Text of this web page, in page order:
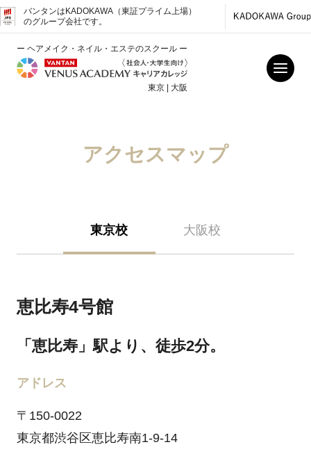
バンタンはKADOKAWA（東証プライム上場）
のグループ会社です。
ー ヘアメイク・ネイル・エステのスクール ー
東京 | 大阪
アクセスマップ
東京校 大阪校
恵比寿4号館
「恵比寿」駅より、徒歩2分。
アドレス
〒150-0022
東京都渋谷区恵比寿南1-9-14